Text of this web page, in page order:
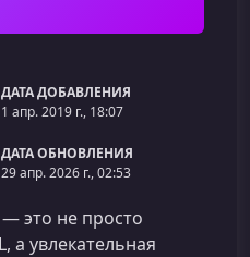
ДАТА ДОБАВЛЕНИЯ
1 апр. 2019 г., 18:07
ДАТА ОБНОВЛЕНИЯ
29 апр. 2026 г., 02:53
— это не просто
а увлекательная